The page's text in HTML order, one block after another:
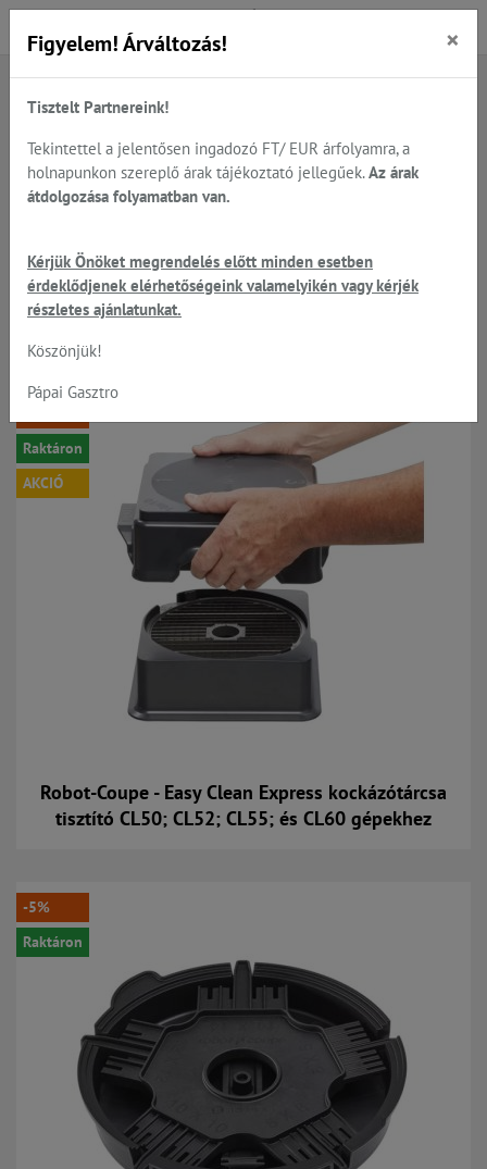
Főoldal Termékek
Zöldség - gyümölcs feldolgozók, Robot-Coupe
Robot-Coupe tárcsák, teljes típus választéka
Kiegészítők Robot Coupe tárcsákhoz
Kiegészítők Robot Coupe
tárcsákhoz
Raktáron
AKCIÓ
Robot-Coupe - Easy Clean Express kockázótárcsa
tisztító CL50; CL52; CL55; és CL60 gépekhez
Kosárba
-5%
Raktáron
Figyelem! Árváltozás! ×
Tisztelt Partnereink!
Tekintettel a jelentősen ingadozó FT/ EUR árfolyamra, a
holnapunkon szereplő árak tájékoztató jellegűek. Az árak
átdolgozása folyamatban van.
Kérjük Önöket megrendelés előtt minden esetben
érdeklődjenek elérhetőségeink valamelyikén vagy kérjék
részletes ajánlatunkat.
Köszönjük!
Pápai Gasztro